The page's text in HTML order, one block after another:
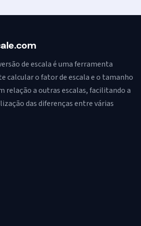
de escala é uma ferramenta
calcular o fator de escala e o tamanho
relação a outras escalas, facilitando a
das diferenças entre várias